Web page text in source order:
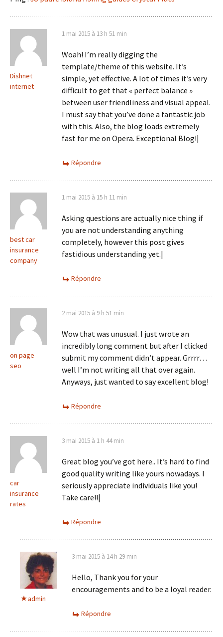
Dishnet
internet
1 mai 2015 à 13 h 51 min
Woah! I’m really digging the
template/theme of this website. It’s
simple, yet effective. A lot of times it’s very
difficult to get that « perfect balance »
between user friendliness and visual appeal.
I must say that you’ve done a fantastic job
with this. Also, the blog loads extremely
fast for me on Opera. Exceptional Blog!|
Répondre
best car
insurance
company
1 mai 2015 à 15 h 11 min
Asking questions are actually nice thing if
you are not understanding anything
completely, however this post gives
fastidious understanding yet.|
Répondre
on page
seo
2 mai 2015 à 9 h 51 min
Wow that was unusual. I just wrote an
incredibly long comment but after I clicked
submit my comment didn’t appear. Grrrr…
well I’m not writing all that over again.
Anyways, just wanted to say excellent blog!
Répondre
car
insurance
rates
3 mai 2015 à 1 h 44 min
Great blog you’ve got here.. It’s hard to find
good quality writing like yours nowadays. I
seriously appreciate individuals like you!
Take care!!|
Répondre
admin
3 mai 2015 à 14 h 29 min
Hello, Thank you for your
encouragements and to be a loyal reader.
Répondre